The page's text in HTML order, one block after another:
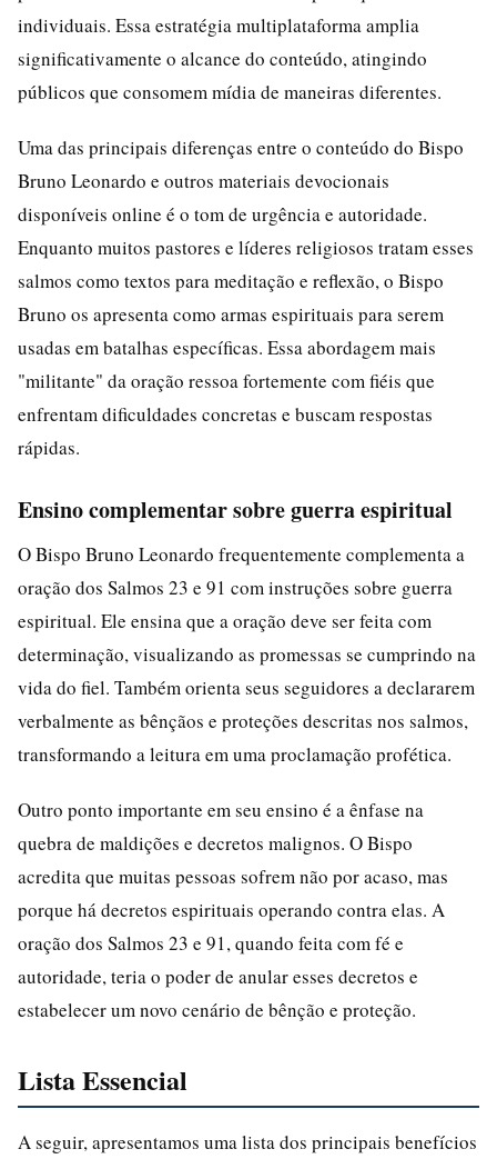
individuais. Essa estratégia multiplataforma amplia
significativamente o alcance do conteúdo, atingindo
públicos que consomem mídia de maneiras diferentes.
Uma das principais diferenças entre o conteúdo do Bispo
Bruno Leonardo e outros materiais devocionais
disponíveis online é o tom de urgência e autoridade.
Enquanto muitos pastores e líderes religiosos tratam esses
salmos como textos para meditação e reflexão, o Bispo
Bruno os apresenta como armas espirituais para serem
usadas em batalhas específicas. Essa abordagem mais
"militante" da oração ressoa fortemente com fiéis que
enfrentam dificuldades concretas e buscam respostas
rápidas.
Ensino complementar sobre guerra espiritual
O Bispo Bruno Leonardo frequentemente complementa a
oração dos Salmos 23 e 91 com instruções sobre guerra
espiritual. Ele ensina que a oração deve ser feita com
determinação, visualizando as promessas se cumprindo na
vida do fiel. Também orienta seus seguidores a declararem
verbalmente as bênçãos e proteções descritas nos salmos,
transformando a leitura em uma proclamação profética.
Outro ponto importante em seu ensino é a ênfase na
quebra de maldições e decretos malignos. O Bispo
acredita que muitas pessoas sofrem não por acaso, mas
porque há decretos espirituais operando contra elas. A
oração dos Salmos 23 e 91, quando feita com fé e
autoridade, teria o poder de anular esses decretos e
estabelecer um novo cenário de bênção e proteção.
Lista Essencial
A seguir, apresentamos uma lista dos principais benefícios